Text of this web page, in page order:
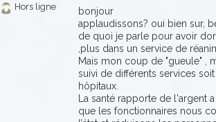
Hors ligne
bonjour
applaudissons? oui bien sur,
de quoi je parle pour avoir
,plus dans un service de
Mais mon coup de "gueule" ,
suivi de différents services
hôpitaux.
La santé rapporte de
que les fonctionnaires nous